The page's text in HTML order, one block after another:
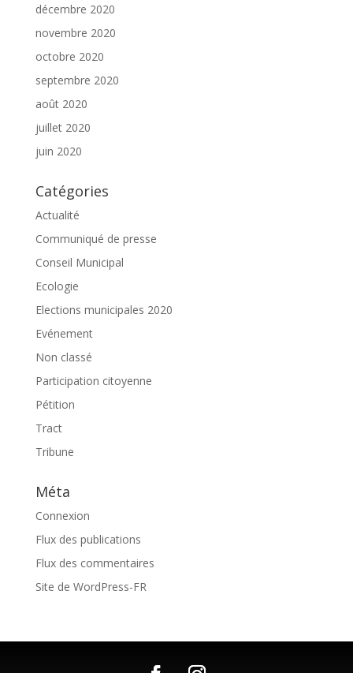
décembre 2020
novembre 2020
octobre 2020
septembre 2020
août 2020
juillet 2020
juin 2020
Catégories
Actualité
Communiqué de presse
Conseil Municipal
Ecologie
Elections municipales 2020
Evénement
Non classé
Participation citoyenne
Pétition
Tract
Tribune
Méta
Connexion
Flux des publications
Flux des commentaires
Site de WordPress-FR